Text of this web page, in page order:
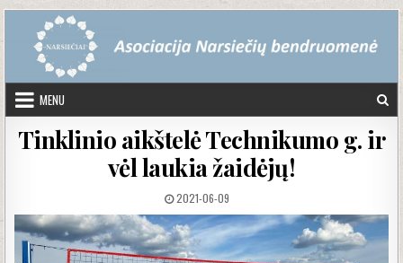
Skip to content
MENU
Tinklinio aikštelė Technikumo g. ir
vėl laukia žaidėjų!
PUBLISHED DATE:
2021-06-09